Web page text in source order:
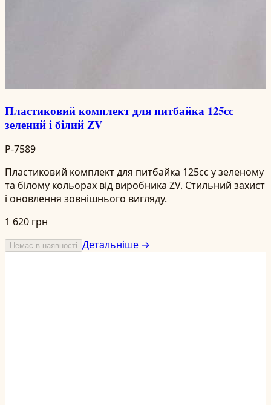
Пластиковий комплект для питбайка 125сс
зелений і білий ZV
P-7589
Пластиковий комплект для питбайка 125сс у зеленому
та білому кольорах від виробника ZV. Стильний захист
і оновлення зовнішнього вигляду.
1 620 грн
Немає в наявності Детальніше →